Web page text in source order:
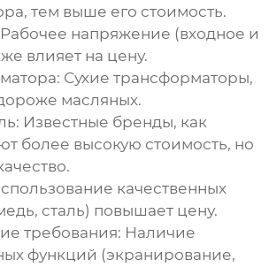
тем выше его стоимость.
Рабочее напряжение (входное и
влияет на цену.
Сухие трансформаторы,
масляных.
Известные бренды, как
более высокую стоимость, но
качественных
сталь) повышает цену.
требования: Наличие
функций (экранирование,